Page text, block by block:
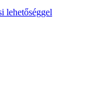
lehetőséggel